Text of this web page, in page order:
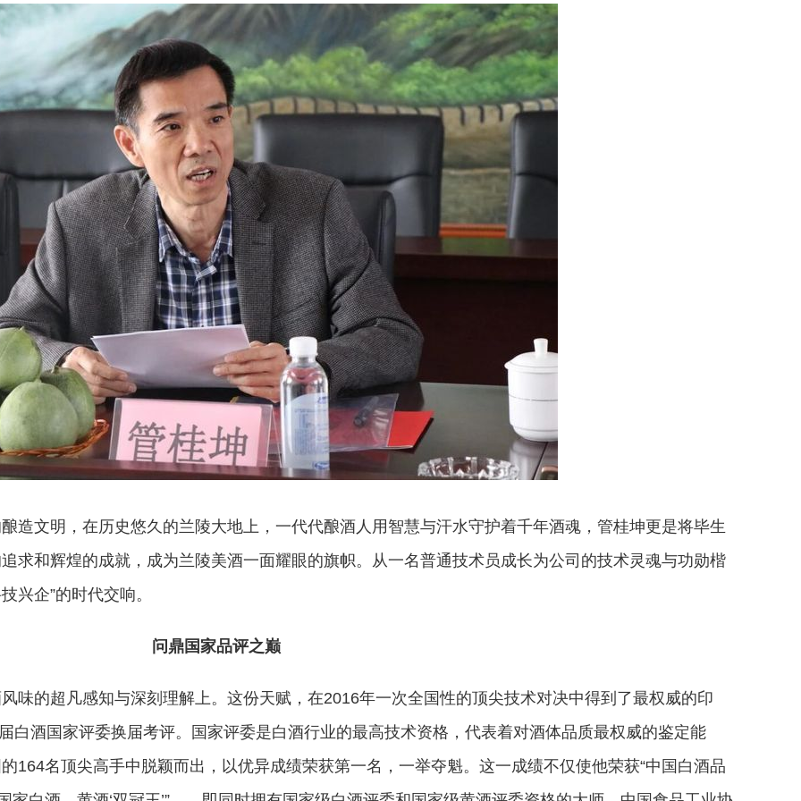
造文明，在历史悠久的兰陵大地上，一代代酿酒人用智慧与汗水守护着千年酒魂，管桂坤更是将毕生
求和辉煌的成就，成为兰陵美酒一面耀眼的旗帜。从一名普通技术员成长为公司的技术灵魂与功勋楷
兴企”的时代交响。
问鼎国家品评之巅
味的超凡感知与深刻理解上。这份天赋，在2016年一次全国性的顶尖技术对决中得到了最权威的印
白酒国家评委换届考评。国家评委是白酒行业的最高技术资格，代表着对酒体品质最权威的鉴定能
164名顶尖高手中脱颖而出，以优异成绩荣获第一名，一举夺魁。这一成绩不仅使他荣获“中国白酒品